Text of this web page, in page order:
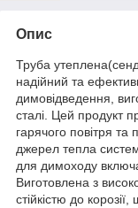
Опис
Труба
надійний та
димовідведення,
сталі. Цей продукт
гарячого повітря та
джерел тепла
для димоходу
Виготовлена з
стійкістю до